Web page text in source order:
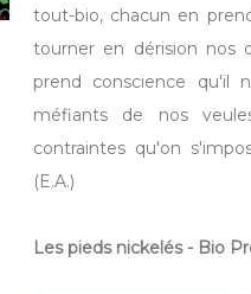
tout-bio, chacun en
tourner en dérision nos
prend conscience qu'il
méfiants de nos
contraintes qu'on
(E.A.)
Les pieds nickelés - Bio